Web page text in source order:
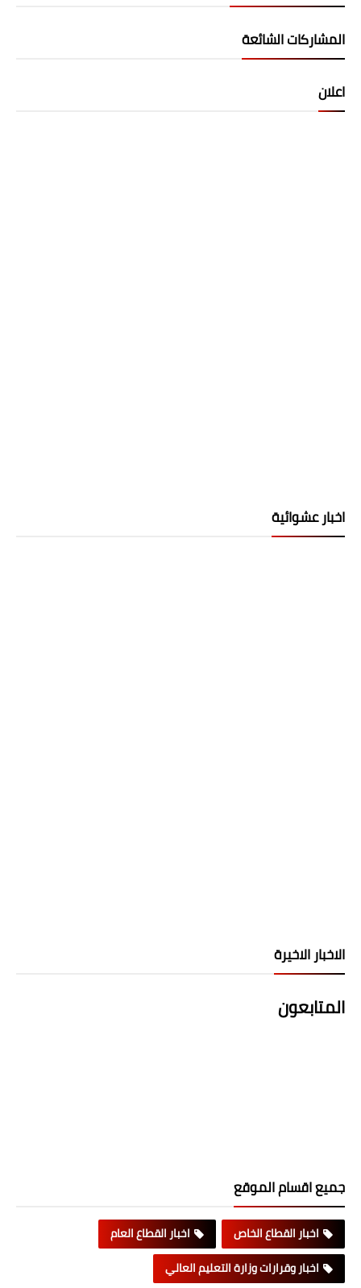
المشاركات الشائعة
اعلان
اخبار عشوائية
الاخبار الاخيرة
المتابعون
جميع اقسام الموقع
اخبار القطاع الخاص
اخبار القطاع العام
اخبار وقرارات وزارة التعليم العالي